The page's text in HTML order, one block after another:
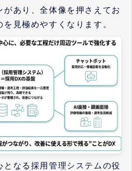
があり、全体像を押さえてお
見極めやすくなります。
となる採用管理システムの役